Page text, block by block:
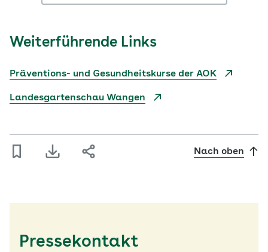
Weiterführende Links
Präventions- und Gesundheitskurse der AOK
Landesgartenschau Wangen
Nach oben
Pressekontakt